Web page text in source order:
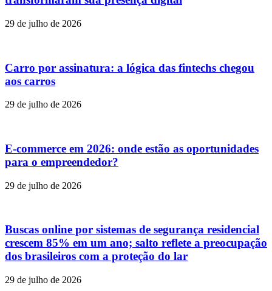
29 de julho de 2026
Carro por assinatura: a lógica das fintechs chegou
aos carros
29 de julho de 2026
E-commerce em 2026: onde estão as oportunidades
para o empreendedor?
29 de julho de 2026
Buscas online por sistemas de segurança residencial
crescem 85% em um ano; salto reflete a preocupação
dos brasileiros com a proteção do lar
29 de julho de 2026